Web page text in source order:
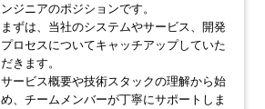
ンジニアのポジションです。
まずは、当社のシステムやサービス、開発
プロセスについてキャッチアップしていた
だきます。
サービス概要や技術スタックの理解から始
め、チームメンバーが丁寧にサポートしま